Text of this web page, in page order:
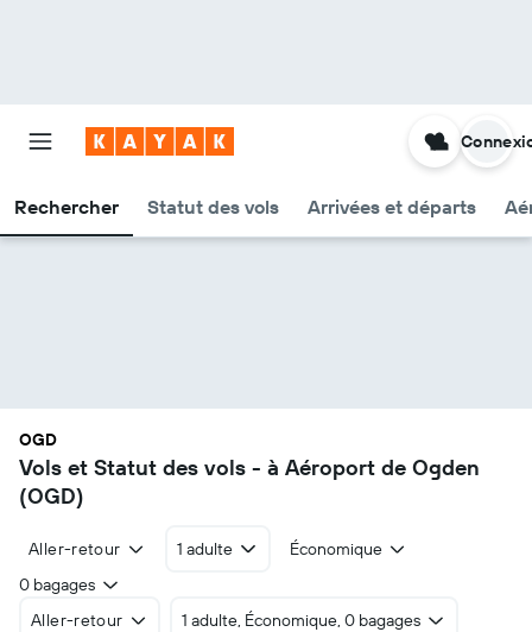
Rechercher Statut des vols Arrivées et départs
OGD
Vols et Statut des vols - à Aéroport de Ogden
(OGD)
Aller-retour 1 adulte
Économique
0 bagages
Aller-retour
1 adulte, Économique, 0 bagages